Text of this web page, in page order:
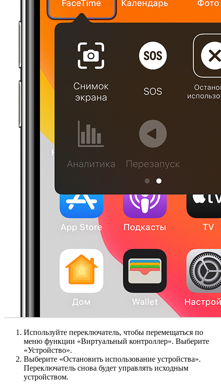
Используйте переключатель, чтобы перемещаться по
меню функции «Виртуальный контроллер». Выберите
«Устройство».
Выберите «Остановить использование устройства».
Переключатель снова будет управлять исходным
устройством.